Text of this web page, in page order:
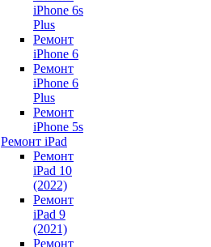
iPhone 6s
Plus
Ремонт
iPhone 6
Ремонт
iPhone 6
Plus
Ремонт
iPhone 5s
Ремонт iPad
Ремонт
iPad 10
(2022)
Ремонт
iPad 9
(2021)
Ремонт